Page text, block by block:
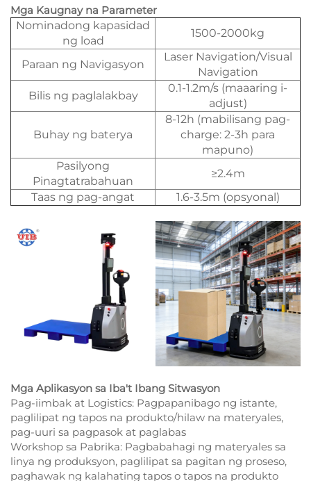
Mga Kaugnay na Parameter
Nominadong kapasidad
ng load
1500-2000kg
Paraan ng Navigasyon
Laser Navigation/Visual
Navigation
Bilis ng paglalakbay
0.1-1.2m/s (maaaring i-
adjust)
Buhay ng baterya
8-12h (mabilisang pag-
charge: 2-3h para
mapuno)
Pasilyong
Pinagtatrabahuan
≥2.4m
Taas ng pag-angat
1.6-3.5m (opsyonal)
Mga Aplikasyon sa Iba't Ibang Sitwasyon
Pag-iimbak at Logistics: Pagpapanibago ng istante,
paglilipat ng tapos na produkto/hilaw na materyales,
pag-uuri sa pagpasok at paglabas
Workshop sa Pabrika: Pagbabahagi ng materyales sa
linya ng produksyon, paglilipat sa pagitan ng proseso,
paghawak ng kalahating tapos o tapos na produkto